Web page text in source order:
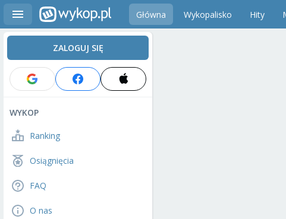
Główna Wykopalisko Hity
ZALOGUJ SIĘ
WYKOP
Ranking
Osiągnięcia
FAQ
O nas